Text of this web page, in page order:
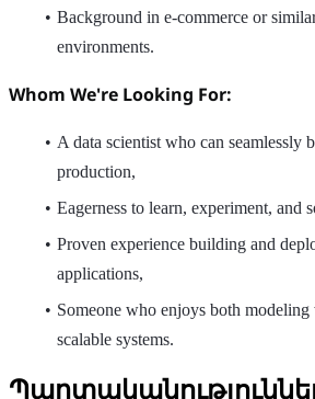
Background in e-commerce or
environments.
Whom We're Looking For:
A data scientist who can seamlessly
production,
Eagerness to learn, experiment, and
Proven experience building and
applications,
Someone who enjoys both
scalable systems.